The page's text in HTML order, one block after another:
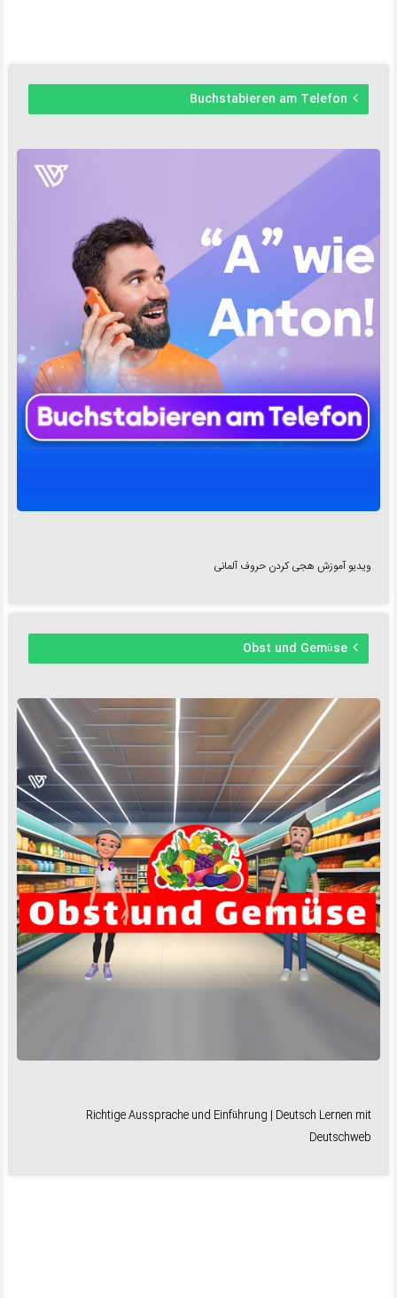
Buchstabieren am Telefon
ویدیو آموزش هجی کردن حروف آلمانی
Obst und Gemüse
Richtige Aussprache und Einführung | Deutsch Lernen mit
Deutschweb